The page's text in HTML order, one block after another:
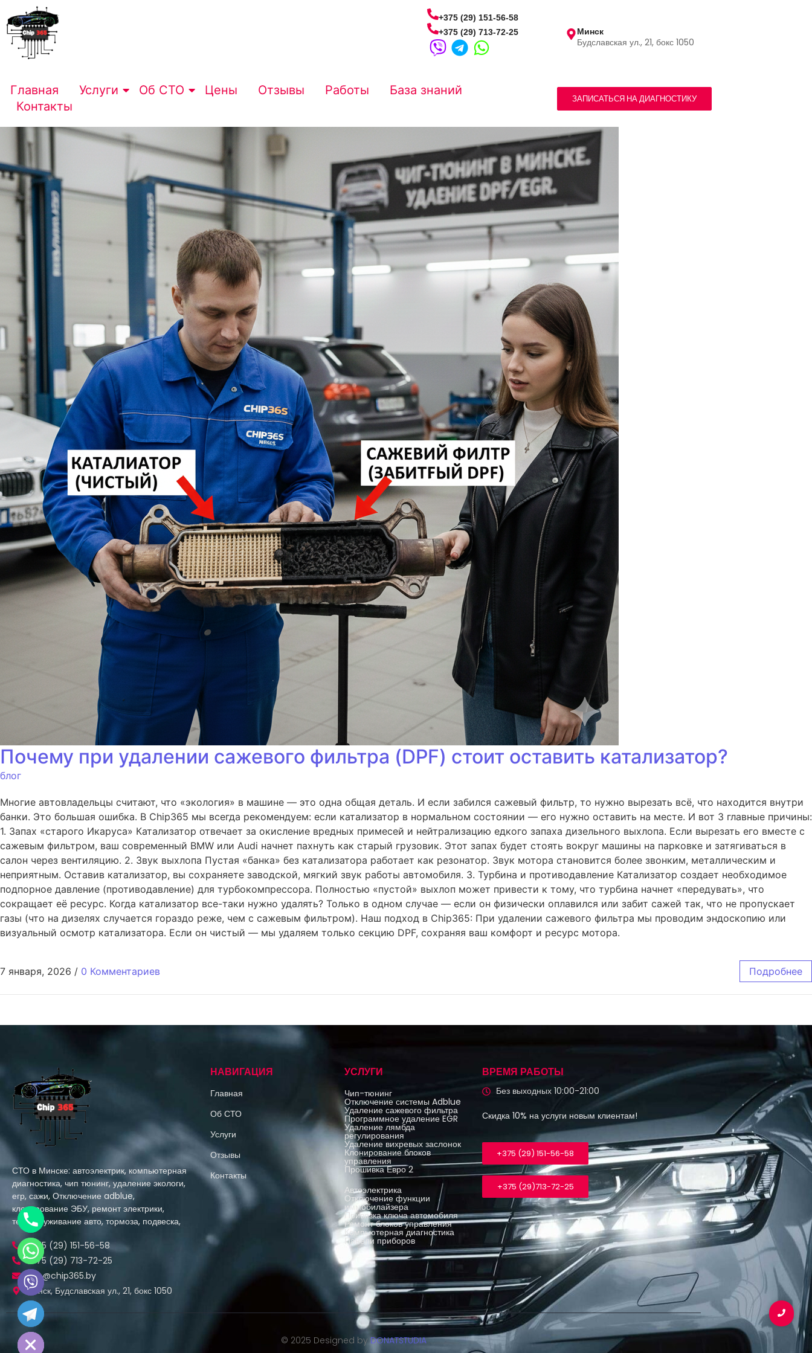
+375 (29) 151-56-58
+375 (29) 713-72-25
Минск
Будславская ул., 21, бокс 1050
Главная Услуги Об СТО Цены Отзывы Работы
База знаний
Контакты
ЗАПИСАТЬСЯ НА ДИАГНОСТИКУ
Почему при удалении сажевого фильтра (DPF) стоит оставить катализатор?
блог
Многие автовладельцы считают, что «экология» в машине — это одна общая деталь. И если забился сажевый фильтр, то нужно вырезать всё, что находится внутри
банки. Это большая ошибка. В Chip365 мы всегда рекомендуем: если катализатор в нормальном состоянии — его нужно оставить на месте. И вот 3 главные причины:
1. Запах «старого Икаруса» Катализатор отвечает за окисление вредных примесей и нейтрализацию едкого запаха дизельного выхлопа. Если вырезать его вместе с
сажевым фильтром, ваш современный BMW или Audi начнет пахнуть как старый грузовик. Этот запах будет стоять вокруг машины на парковке и затягиваться в
салон через вентиляцию. 2. Звук выхлопа Пустая «банка» без катализатора работает как резонатор. Звук мотора становится более звонким, металлическим и
неприятным. Оставив катализатор, вы сохраняете заводской, мягкий звук работы автомобиля. 3. Турбина и противодавление Катализатор создает необходимое
подпорное давление (противодавление) для турбокомпрессора. Полностью «пустой» выхлоп может привести к тому, что турбина начнет «передувать», что
сокращает её ресурс. Когда катализатор все-таки нужно удалять? Только в одном случае — если он физически оплавился или забит сажей так, что не пропускает
газы (что на дизелях случается гораздо реже, чем с сажевым фильтром). Наш подход в Chip365: При удалении сажевого фильтра мы проводим эндоскопию или
визуальный осмотр катализатора. Если он чистый — мы удаляем только секцию DPF, сохраняя ваш комфорт и ресурс мотора.
7 января, 2026 / 0 Комментариев Подробнее
СТО в Минске: автоэлектрик, компьютерная
диагностика, чип тюнинг, удаление экологи,
егр, сажи, Отключение adblue,
клонирование ЭБУ, ремонт электрики,
техобслуживание авто, тормоза, подвеска,
+375 (29) 151-56-58
+375 (29) 713-72-25
info@chip365.by
Минск, Будславская ул., 21, бокс 1050
НАВИГАЦИЯ
Главная
Об СТО
Услуги
Отзывы
Контакты
УСЛУГИ
Чип-тюнинг
Отключение системы Adblue
Удаление сажевого фильтра
Программное удаление EGR
Удаление лямбда
регулирования
Удаление вихревых заслонок
Клонирование блоков
управления
Прошивка Евро 2
Автоэлектрика
Отключение функции
иммобилайзера
Привязка ключа автомобиля
Ремонт блоков управления
Компьютерная диагностика
Панели приборов
ВРЕМЯ РАБОТЫ
Без выходных 10:00-21:00
Скидка 10% на услуги новым клиентам!
+375 (29) 151-56-58
+375 (29)713-72-25
© 2025 Designed byDONATSTUDIA
chaty